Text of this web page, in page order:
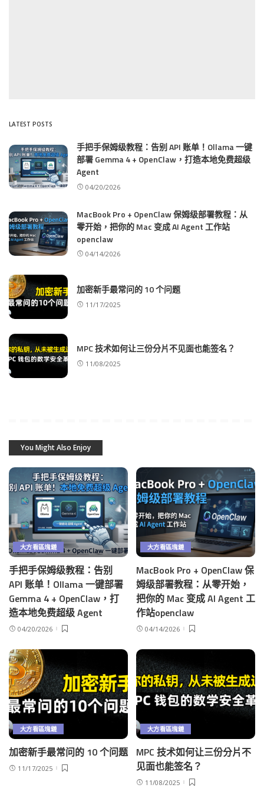
LATEST POSTS
手把手保姆级教程：告别 API 账单！Ollama 一键
部署 Gemma 4 + OpenClaw，打造本地免费超级
Agent
04/20/2026
MacBook Pro + OpenClaw 保姆级部署教程：从
零开始，把你的 Mac 变成 AI Agent 工作站
openclaw
04/14/2026
加密新手最常问的 10 个问题
11/17/2025
MPC 技术如何让三份分片不见面也能签名？
11/08/2025
You Might Also Enjoy
大方看區塊鏈
手把手保姆级教程：告别
API 账单！Ollama 一键部署
Gemma 4 + OpenClaw，打
造本地免费超级 Agent
04/20/2026
大方看區塊鏈
MacBook Pro + OpenClaw 保
姆级部署教程：从零开始，
把你的 Mac 变成 AI Agent 工
作站openclaw
04/14/2026
大方看區塊鏈
加密新手最常问的 10 个问题
11/17/2025
大方看區塊鏈
MPC 技术如何让三份分片不
见面也能签名？
11/08/2025